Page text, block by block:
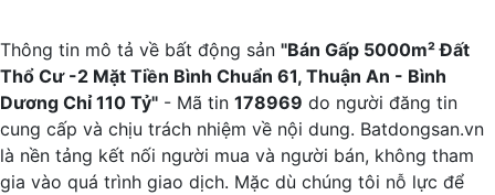
Thông tin mô tả về bất động sản "Bán Gấp 5000m² Đất
Thổ Cư -2 Mặt Tiền Bình Chuẩn 61, Thuận An - Bình
Dương Chỉ 110 Tỷ" - Mã tin 178969 do người đăng tin
cung cấp và chịu trách nhiệm về nội dung. Batdongsan.vn
là nền tảng kết nối người mua và người bán, không tham
gia vào quá trình giao dịch. Mặc dù chúng tôi nỗ lực để